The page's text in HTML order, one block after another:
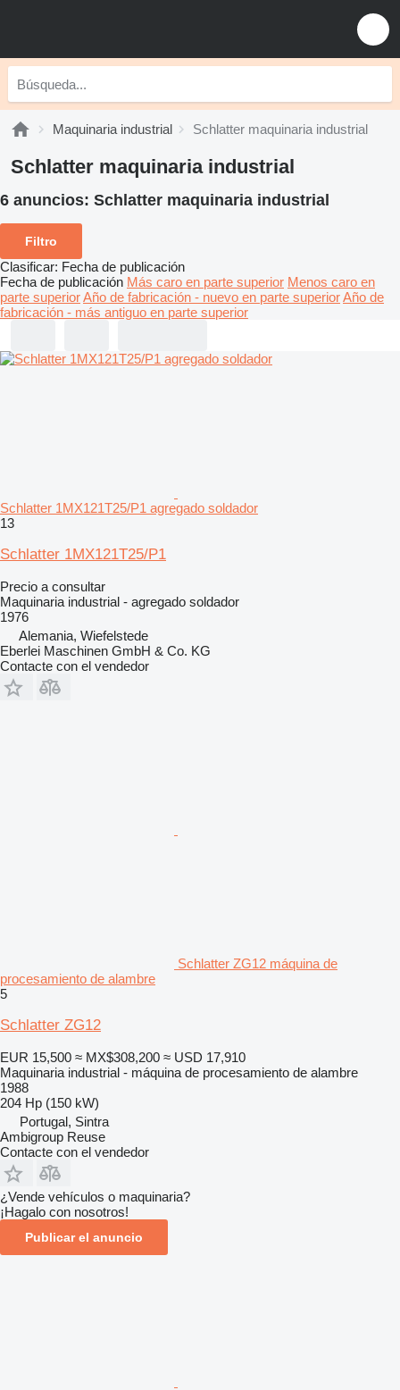
Maquinaria industrial Schlatter maquinaria industrial
Schlatter maquinaria industrial
6 anuncios: Schlatter maquinaria industrial
Filtro
Clasificar: Fecha de publicación
Fecha de publicación Más caro en parte superior Menos caro en
parte superiorAño de fabricación - nuevo en parte superiorAño de
fabricación - más antiguo en parte superior
Schlatter 1MX121T25/P1 agregado soldador
13
Schlatter 1MX121T25/P1
Precio a consultar
Maquinaria industrial - agregado soldador
1976
Alemania, Wiefelstede
Eberlei Maschinen GmbH & Co. KG
Contacte con el vendedor
Schlatter ZG12 máquina de
procesamiento de alambre
5
Schlatter ZG12
EUR 15,500 ≈ MX$308,200 ≈ USD 17,910
Maquinaria industrial - máquina de procesamiento de alambre
1988
204 Hp (150 kW)
Portugal, Sintra
Ambigroup Reuse
Contacte con el vendedor
¿Vende vehículos o maquinaria?
¡Hagalo con nosotros!
Publicar el anuncio